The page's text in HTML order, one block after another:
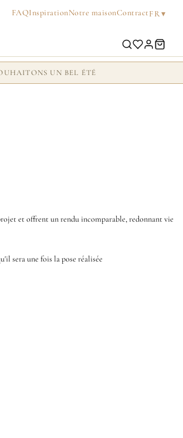
FAQInspirationNotre maisonContractFR▾
UN BEL ÉTÉ
et offrent un rendu incomparable, redonnant vie
sera une fois la pose réalisée